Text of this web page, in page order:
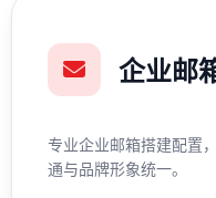
企业邮
专业企业邮箱搭建配置
通与品牌形象统一。